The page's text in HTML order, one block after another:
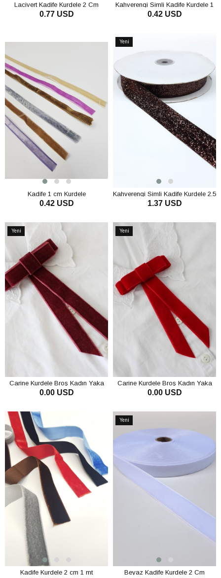
Lacivert Kadife Kurdele 2 Cm
0.77 USD
Kahverengi Simli Kadife Kurdele 1
cm
0.42 USD
Kadife 1 cm Kurdele
0.42 USD
Yeni
Kahverengi Simli Kadife Kurdele 2.5
Cm
1.37 USD
Yeni
Carine Kurdele Broş Kadın Yaka
Aksesuarı Bordo
0.00 USD
Yeni
Carine Kurdele Broş Kadın Yaka
Aksesuarı Kırmızı
0.00 USD
Kadife Kurdele 2 cm 1 mt
Yeni
Beyaz Kadife Kurdele 2 Cm